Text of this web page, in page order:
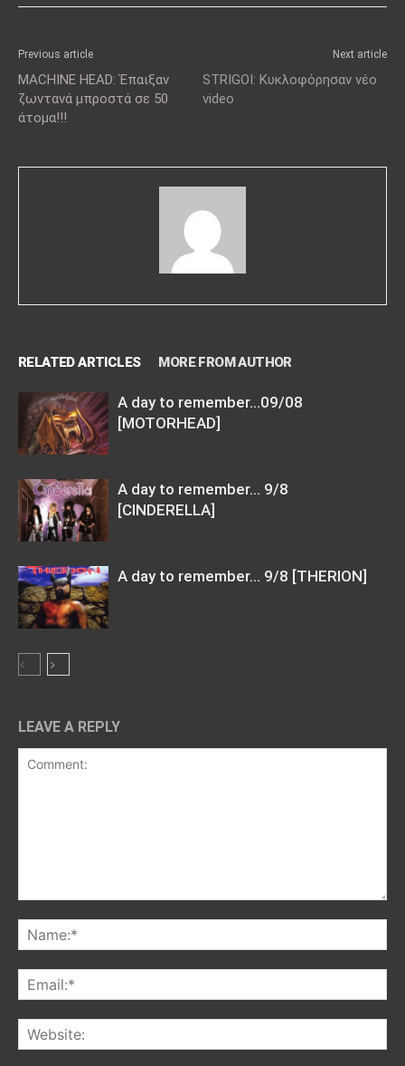
Previous article
MACHINE HEAD: Έπαιξαν
ζωντανά μπροστά σε 50
άτομα!!!
Next article
STRIGOI: Κυκλοφόρησαν νέο
video
RELATED ARTICLES MORE FROM AUTHOR
A day to remember…09/08
[MOTORHEAD]
A day to remember… 9/8
[CINDERELLA]
A day to remember… 9/8 [THERION]
LEAVE A REPLY